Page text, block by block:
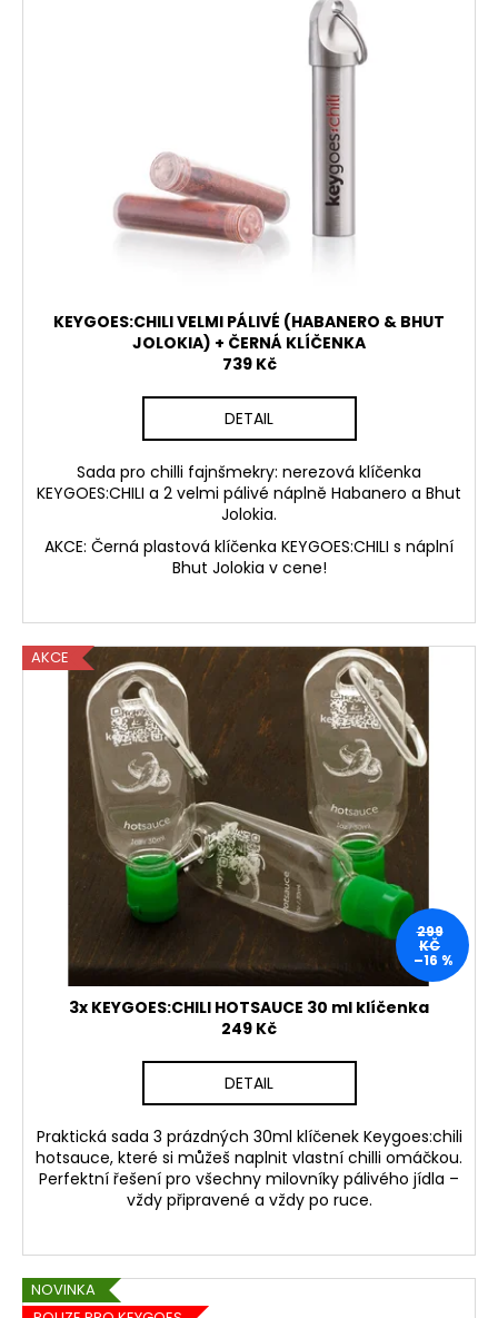
KEYGOES:CHILI VELMI PÁLIVÉ (HABANERO & BHUT
JOLOKIA) + ČERNÁ KLÍČENKA
739 Kč
DETAIL
Sada pro chilli fajnšmekry: nerezová klíčenka
KEYGOES:CHILI a 2 velmi pálivé náplně Habanero a Bhut
Jolokia.
AKCE: Černá plastová klíčenka KEYGOES:CHILI s náplní
Bhut Jolokia v cene!
AKCE
299
KČ
–16 %
3x KEYGOES:CHILI HOTSAUCE 30 ml klíčenka
249 Kč
DETAIL
Praktická sada 3 prázdných 30ml klíčenek Keygoes:chili
hotsauce, které si můžeš naplnit vlastní chilli omáčkou.
Perfektní řešení pro všechny milovníky pálivého jídla –
vždy připravené a vždy po ruce.
NOVINKA